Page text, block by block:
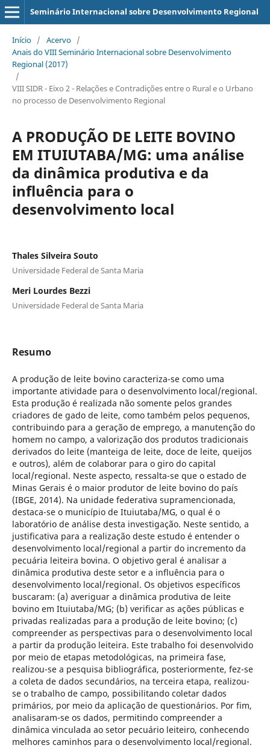
Seminário Internacional sobre Desenvolvimento Regional
Início / Acervo /
Anais do VIII Seminário Internacional sobre Desenvolvimento
Regional (2017)
/
VIII SIDR - Eixo 2 - Relações e Contradições entre o Rural e o Urbano
no processo de Desenvolvimento Regional
A PRODUÇÃO DE LEITE BOVINO
EM ITUIUTABA/MG: uma análise
da dinâmica produtiva e da
influência para o
desenvolvimento local
Thales Silveira Souto
Universidade Federal de Santa Maria
Meri Lourdes Bezzi
Universidade Federal de Santa Maria
Resumo
A produção de leite bovino caracteriza-se como uma
importante atividade para o desenvolvimento local/regional.
Esta produção é realizada não somente pelos grandes
criadores de gado de leite, como também pelos pequenos,
contribuindo para a geração de emprego, a manutenção do
homem no campo, a valorização dos produtos tradicionais
derivados do leite (manteiga de leite, doce de leite, queijos
e outros), além de colaborar para o giro do capital
local/regional. Neste aspecto, ressalta-se que o estado de
Minas Gerais é o maior produtor de leite bovino do país
(IBGE, 2014). Na unidade federativa supramencionada,
destaca-se o município de Ituiutaba/MG, o qual é o
laboratório de análise desta investigação. Neste sentido, a
justificativa para a realização deste estudo é entender o
desenvolvimento local/regional a partir do incremento da
pecuária leiteira bovina. O objetivo geral é analisar a
dinâmica produtiva deste setor e a influência para o
desenvolvimento local/regional. Os objetivos específicos
buscaram: (a) averiguar a dinâmica produtiva de leite
bovino em Ituiutaba/MG; (b) verificar as ações públicas e
privadas realizadas para a produção de leite bovino; (c)
compreender as perspectivas para o desenvolvimento local
a partir da produção leiteira. Este trabalho foi desenvolvido
por meio de etapas metodológicas, na primeira fase,
realizou-se a pesquisa bibliográfica, posteriormente, fez-se
a coleta de dados secundários, na terceira etapa, realizou-
se o trabalho de campo, possibilitando coletar dados
primários, por meio da aplicação de questionários. Por fim,
analisaram-se os dados, permitindo compreender a
dinâmica vinculada ao setor pecuário leiteiro, conhecendo
melhores caminhos para o desenvolvimento local/regional.